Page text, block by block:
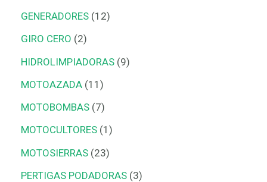
GENERADORES 12
GIRO CERO 2
HIDROLIMPIADORAS 9
MOTOAZADA 11
MOTOBOMBAS 7
MOTOCULTORES 1
MOTOSIERRAS 23
PERTIGAS PODADORAS 3